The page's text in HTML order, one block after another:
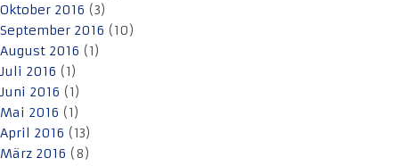
Oktober 2016 (3)
September 2016 (10)
August 2016 (1)
Juli 2016 (1)
Juni 2016 (1)
Mai 2016 (1)
April 2016 (13)
März 2016 (8)